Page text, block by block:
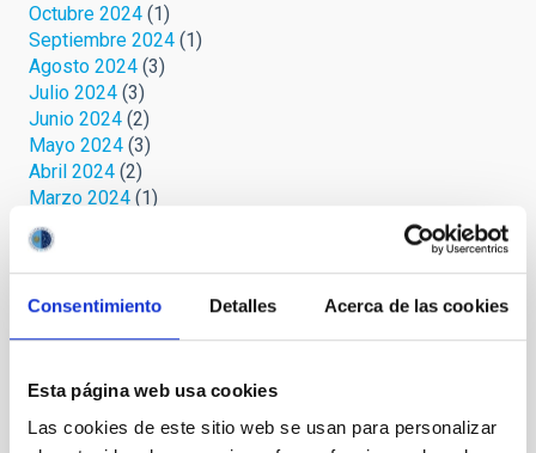
Consentimiento Detalles Acerca de las cookies
Esta página web usa cookies
Las cookies de este sitio web se usan para personalizar
Octubre 2024 (1)
Septiembre 2024 (1)
Agosto 2024 (3)
Julio 2024 (3)
Junio 2024 (2)
Mayo 2024 (3)
Abril 2024 (2)
Marzo 2024 (1)
Febrero 2023
Octubre 2022
Septiembre 2022(1)
Agosto 2022(1)
Abril 2022(1)
Marzo 2022
Febrero 2022(2)